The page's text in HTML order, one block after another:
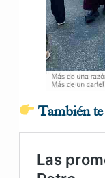
También te